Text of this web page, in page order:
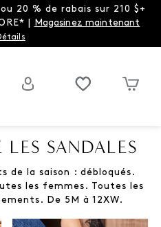
20 % de rabais sur 210 $+
| Magasinez maintenant
SANDALES
de la saison : débloqués.
les femmes. Toutes les
De 5M à 12XW.